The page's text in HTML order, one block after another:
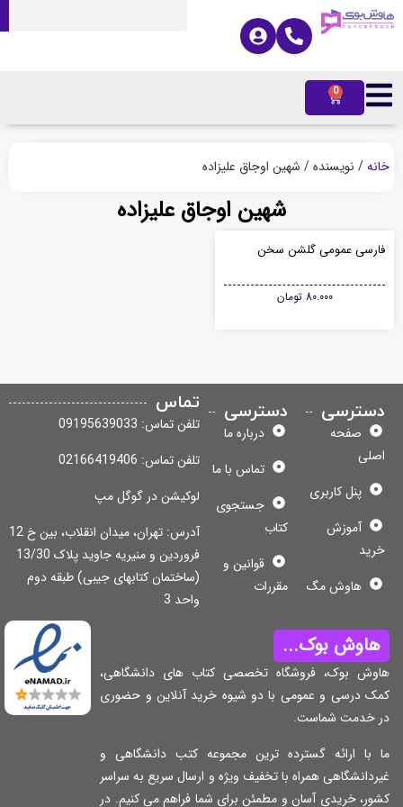
/ نویسنده / شهین اوجاق علیزاده
شهین اوجاق علیزاده
عمومی گلشن سخن
80.000 تومان
صفحه
پنل کاربری
آموزش
هاوش مگ
دسترسی
درباره ما
تماس با ما
جستجوی
قوانین و
مقررات
تماس
تلفن تماس: 09195639033
تلفن تماس: 02166419406
لوکیشن در گوگل مپ
آدرس: تهران، میدان انقلاب، بین خ 12
فروردین و منیریه جاوید پلاک 13/30
(ساختمان کتابهای جیبی) طبقه دوم
واحد 3
بوک...
بوک، فروشگاه تخصصی کتاب های دانشگاهی،
درسی و عمومی با دو شیوه خرید آنلاین و حضوری
خدمت شماست.
با ارائه گسترده ترین مجموعه کتب دانشگاهی و
همراه با تخفیف ویژه و ارسال سریع به سراسر
خریدی آسان و مطمئن برای شما فراهم می کنیم. در